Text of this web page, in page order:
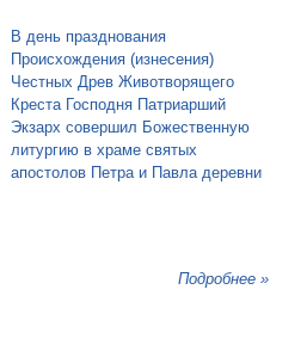
В день празднования
Происхождения (изнесения)
Честных Древ Животворящего
Креста Господня Патриарший
Экзарх совершил Божественную
литургию в храме святых
апостолов Петра и Павла деревни
Подробнее »